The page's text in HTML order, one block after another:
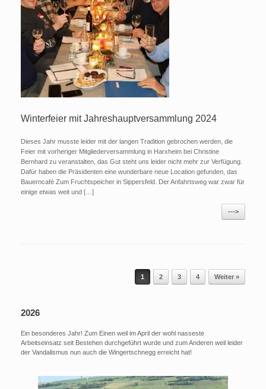
Winterfeier mit Jahreshauptversammlung 2024
Dieses Jahr musste leider mit der langen Tradition gebrochen werden, die
Feier mit vorheriger Mitgliederversammlung in Harxheim bei Christine
Bernhard zu veranstalten, das Gut steht uns leider nicht mehr zur Verfügung.
Dafür haben die Präsidenten eine wunderbare neue Location gefunden, das
Bauerncafé Zum Fruchtspeicher in Sippersfeld. Der Anfahrtsweg war zwar für
einige etwas weit und […]
--->
1 2 3 4 Weiter »
2026
Ein besonderes Jahr! Zum Einen weil im April der wohl nasseste
Arbeitseinsatz seit Bestehen durchgeführt wurde und zum Anderen weil leider
der Vandalismus nun auch die Wingertschnegg erreicht hat!